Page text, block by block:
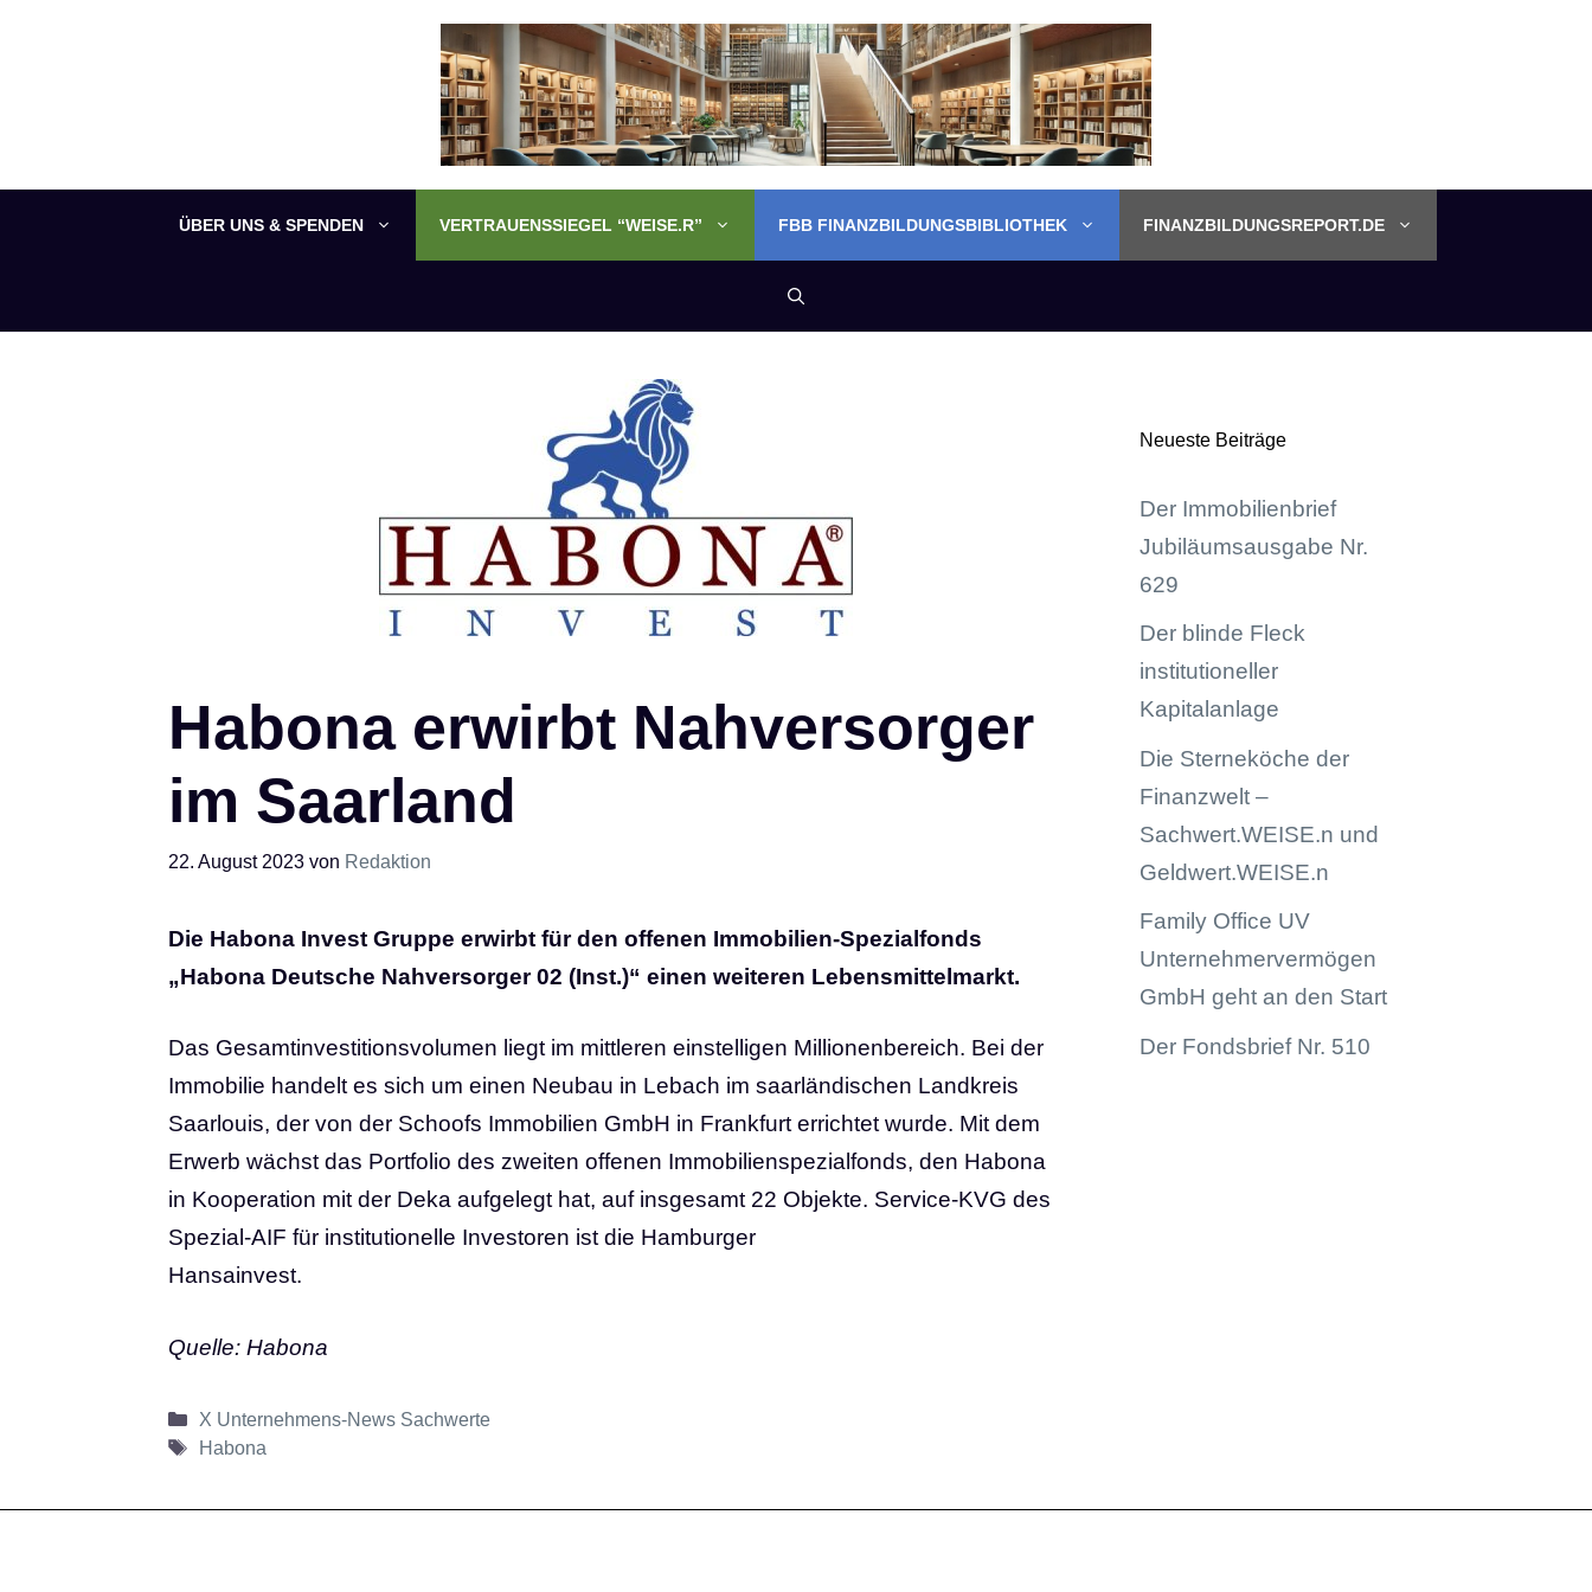
ÜBER UNS & SPENDEN VERTRAUENSSIEGEL “WEISE.R” FBB FINANZBILDUNGSBIBLIOTHEK FINANZBILDUNGSREPORT.DE
Habona erwirbt Nahversorger
im Saarland
22. August 2023 von Redaktion
Die Habona Invest Gruppe erwirbt für den offenen Immobilien-Spezialfonds
„Habona Deutsche Nahversorger 02 (Inst.)“ einen weiteren Lebensmittelmarkt.
Das Gesamtinvestitionsvolumen liegt im mittleren einstelligen Millionenbereich. Bei der
Immobilie handelt es sich um einen Neubau in Lebach im saarländischen Landkreis
Saarlouis, der von der Schoofs Immobilien GmbH in Frankfurt errichtet wurde. Mit dem
Erwerb wächst das Portfolio des zweiten offenen Immobilienspezialfonds, den Habona
in Kooperation mit der Deka aufgelegt hat, auf insgesamt 22 Objekte. Service-KVG des
Spezial-AIF für institutionelle Investoren ist die Hamburger
Hansainvest.
Quelle: Habona
Kategorien
X Unternehmens-News Sachwerte
Schlagwörter
Habona
Neueste Beiträge
Der Immobilienbrief
Jubiläumsausgabe Nr.
629
Der blinde Fleck
institutioneller
Kapitalanlage
Die Sterneköche der
Finanzwelt –
Sachwert.WEISE.n und
Geldwert.WEISE.n
Family Office UV
Unternehmervermögen
GmbH geht an den Start
Der Fondsbrief Nr. 510